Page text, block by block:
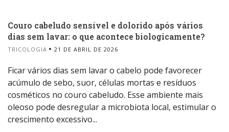
Couro cabeludo sensível e dolorido após vários
dias sem lavar: o que acontece biologicamente?
TRICOLOGIA 21 DE ABRIL DE 2026
Ficar vários dias sem lavar o cabelo pode favorecer
acúmulo de sebo, suor, células mortas e resíduos
cosméticos no couro cabeludo. Esse ambiente mais
oleoso pode desregular a microbiota local, estimular o
crescimento excessivo...